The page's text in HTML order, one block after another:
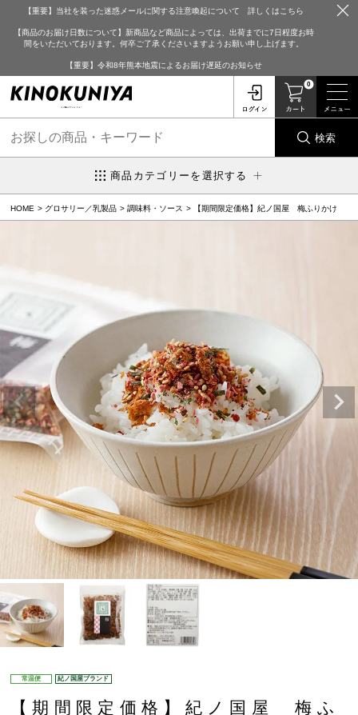
【重要】当社を装った迷惑メールに関する注意喚起について 詳しくはこちら
【商品のお届け日数について】新商品など商品によっては、出荷までに7日程度お時
間をいただいております。何卒ご了承くださいますようお願い申し上げます。
【重要】令和8年熊本地震によるお届け遅延のお知らせ
0
検索
商品カテゴリーを選択する
HOME グロサリー／乳製品 調味料・ソース 【期間限定価格】紀ノ国屋 梅ふりかけ
常温便 紀ノ国屋ブランド
【期間限定価格】紀ノ国屋 梅ふ